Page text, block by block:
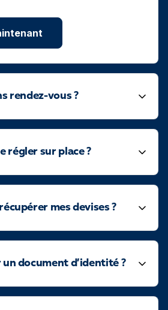
rendez-vous ?
régler sur place ?
mes devises ?
document d’identité ?